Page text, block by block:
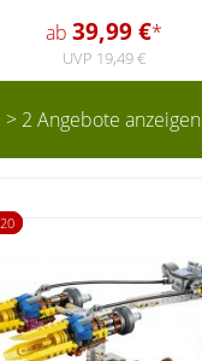
ab 39,99 €*
UVP 19,49 €
> 2 Angebote anzeigen